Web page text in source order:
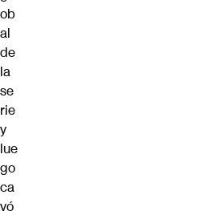
ob
al
de
la
se
rie
y
lue
go
ca
yó